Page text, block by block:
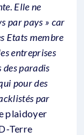
Elle ne
par pays » car
Etats membre
entreprises
paradis
pour des
par
plaidoyer
Terre